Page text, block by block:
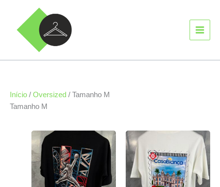
conteúdo
Início / Oversized / Tamanho M
Tamanho M